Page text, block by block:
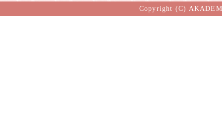
Copyright (C)